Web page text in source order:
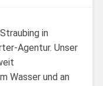
in
Agentur. Unser
Wasser und an